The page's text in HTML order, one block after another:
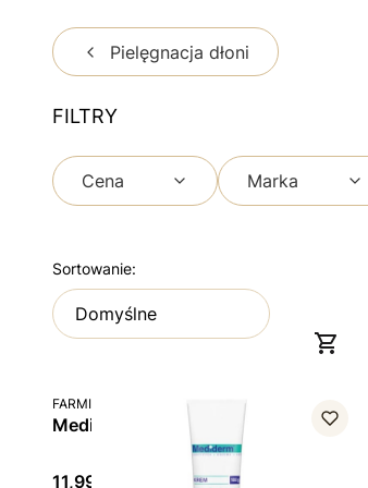
Pielęgnacja dłoni
FILTRY
Cena Marka
Lista produktów
Sortowanie:
Domyślne
PRODUCENT
FARMINA
Mediderm, krem, 100 g
Cena
11,99 zł